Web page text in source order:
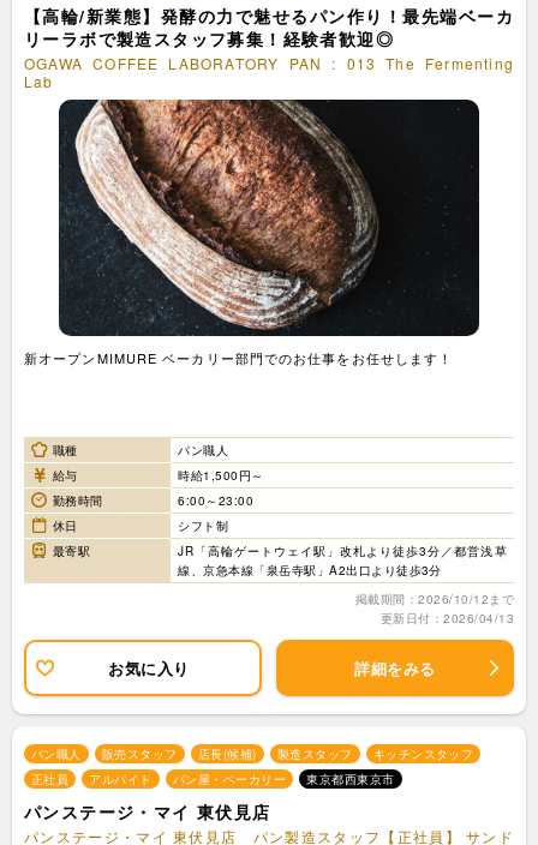
【高輪/新業態】発酵の力で魅せるパン作り！最先端ベーカ
リーラボで製造スタッフ募集！経験者歓迎◎
OGAWA COFFEE LABORATORY PAN : 013 The Fermenting
Lab
新オープンMIMURE ベーカリー部門でのお仕事をお任せします！
職種
パン職人
給与
時給1,500円～
勤務時間
6:00～23:00
休日
シフト制
最寄駅
JR「高輪ゲートウェイ駅」改札より徒歩3分／都営浅草
線、京急本線「泉岳寺駅」A2出口より徒歩3分
掲載期間：2026/10/12まで
更新日付：2026/04/13
お気に入り 詳細をみる
パン職人 販売スタッフ 店長(候補) 製造スタッフ
キッチンスタッフ
正社員
アルバイト パン屋・ベーカリー 東京都西東京市
パンステージ・マイ 東伏見店
パンステージ・マイ 東伏見店 パン製造スタッフ【正社員】 サンド